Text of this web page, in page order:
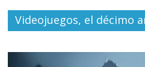
Videojuegos, el décimo